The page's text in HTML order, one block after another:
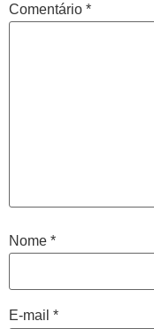
Comentário *
Nome *
E-mail *